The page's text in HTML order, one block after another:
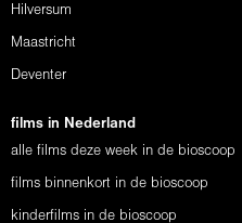
Hilversum
Maastricht
Deventer
films in Nederland
alle films deze week in de bioscoop
films binnenkort in de bioscoop
kinderfilms in de bioscoop